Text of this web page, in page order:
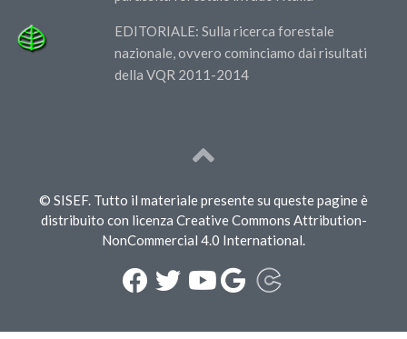
EDITORIALE: Sulla ricerca forestale
nazionale, ovvero cominciamo dai risultati
della VQR 2011-2014
© SISEF. Tutto il materiale presente su queste pagine è
distribuito con licenza Creative Commons Attribution-
NonCommercial 4.0 International.